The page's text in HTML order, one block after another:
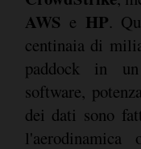
AWS e HP.
centinaia di
paddock in
software,
dei dati sono